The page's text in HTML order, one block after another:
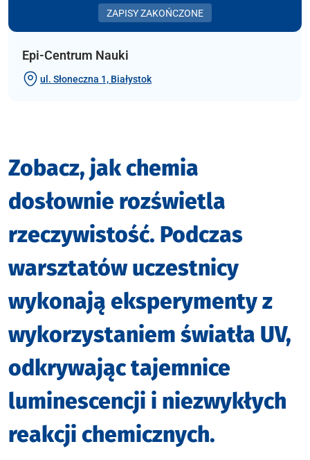
ZAPISY ZAKOŃCZONE
Epi-Centrum Nauki
ul. Słoneczna 1, Białystok
Zobacz, jak chemia
dosłownie rozświetla
rzeczywistość. Podczas
warsztatów uczestnicy
wykonają eksperymenty z
wykorzystaniem światła UV,
odkrywając tajemnice
luminescencji i niezwykłych
reakcji chemicznych.